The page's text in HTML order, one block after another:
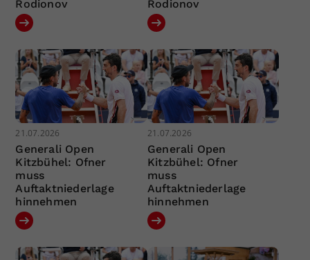
Rodionov
Rodionov
21.07.2026
Generali Open
Kitzbühel: Ofner
muss
Auftaktniederlage
hinnehmen
21.07.2026
Generali Open
Kitzbühel: Ofner
muss
Auftaktniederlage
hinnehmen